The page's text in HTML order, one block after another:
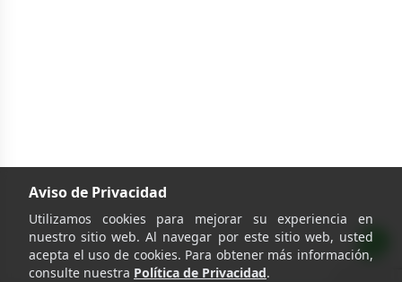
Aviso de Privacidad
Utilizamos cookies para mejorar su experiencia en
nuestro sitio web. Al navegar por este sitio web, usted
acepta el uso de cookies. Para obtener más información,
consulte nuestra Política de Privacidad.